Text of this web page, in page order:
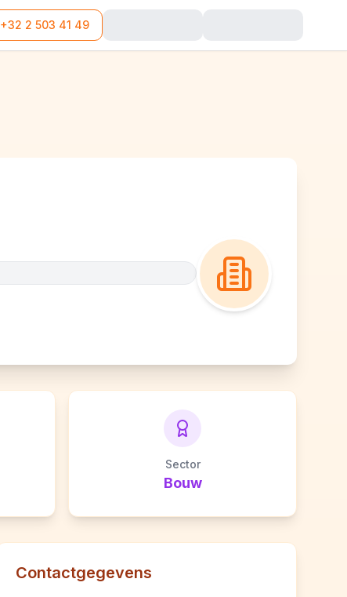
+32 2 503 41 49
Sector
Bouw
Contactgegevens